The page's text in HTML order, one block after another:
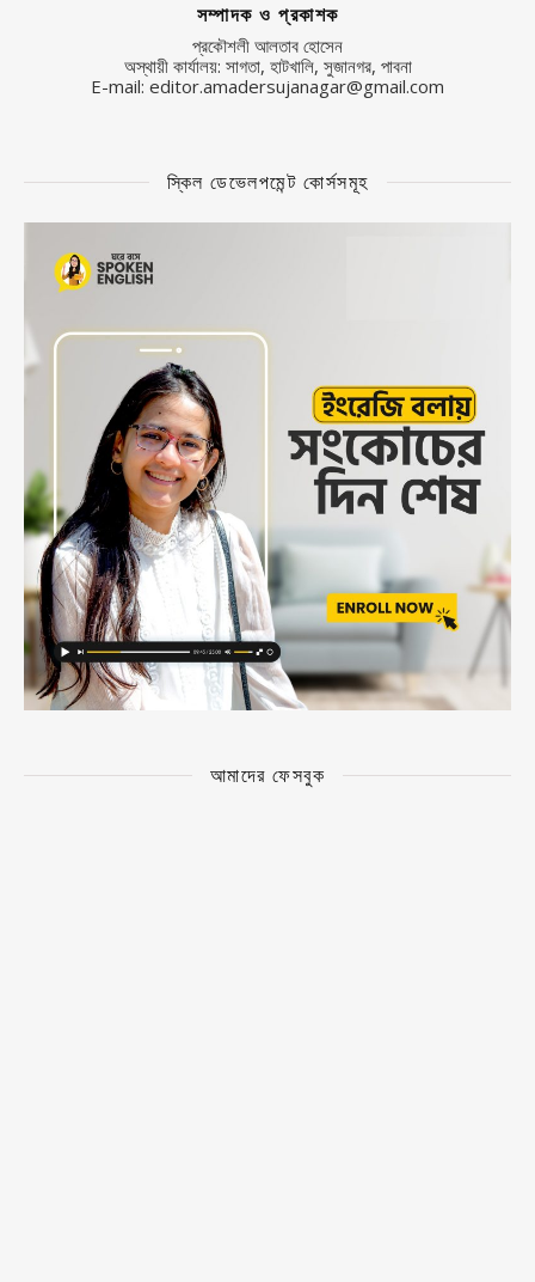
সম্পাদক ও প্রকাশক
প্রকৌশলী আলতাব হোসেন
অস্থায়ী কার্যালয়: সাগতা, হাটখালি, সুজানগর, পাবনা
E-mail: editor.amadersujanagar@gmail.com
স্কিল ডেভেলপমেন্ট কোর্সসমূহ
আমাদের ফেসবুক